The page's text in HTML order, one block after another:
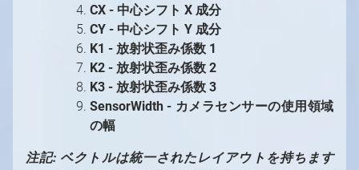
CX - 中心シフト X 成分
CY - 中心シフト Y 成分
K1 - 放射状歪み係数 1
K2 - 放射状歪み係数 2
K3 - 放射状歪み係数 3
SensorWidth - カメラセンサーの使用領域
の幅
注記: ベクトルは統一されたレイアウトを持ちます